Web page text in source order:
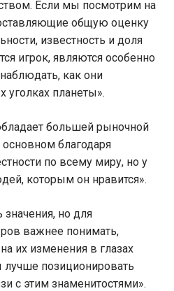
Если мы посмотрим на
общую оценку
известность и доля
игрок, являются особенно
как они
уголках планеты».
большей рыночной
благодаря
по всему миру, но у
которым он нравится».
значения, но для
важнее понимать,
их изменения в глазах
лучше позиционировать
с этим знаменитостями».